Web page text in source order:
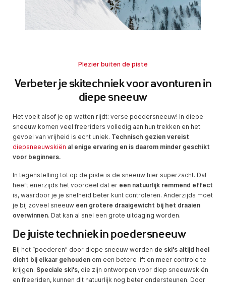
Plezier buiten de piste
Verbeter je skitechniek voor avonturen in
diepe sneeuw
Het voelt alsof je op watten rijdt: verse poedersneeuw! In diepe
sneeuw komen veel freeriders volledig aan hun trekken en het
gevoel van vrijheid is echt uniek. Technisch gezien vereist
diepsneeuwskiën al enige ervaring en is daarom minder geschikt
voor beginners.
In tegenstelling tot op de piste is de sneeuw hier superzacht. Dat
heeft enerzijds het voordeel dat er een natuurlijk remmend effect
is, waardoor je je snelheid beter kunt controleren. Anderzijds moet
je bij zoveel sneeuw een grotere draaigewicht bij het draaien
overwinnen. Dat kan al snel een grote uitdaging worden.
De juiste techniek in poedersneeuw
Bij het “poederen” door diepe sneeuw worden de ski's altijd heel
dicht bij elkaar gehouden om een betere lift en meer controle te
krijgen. Speciale ski's, die zijn ontworpen voor diep sneeuwskiën
en freeriden, kunnen dit natuurlijk nog beter ondersteunen. Door